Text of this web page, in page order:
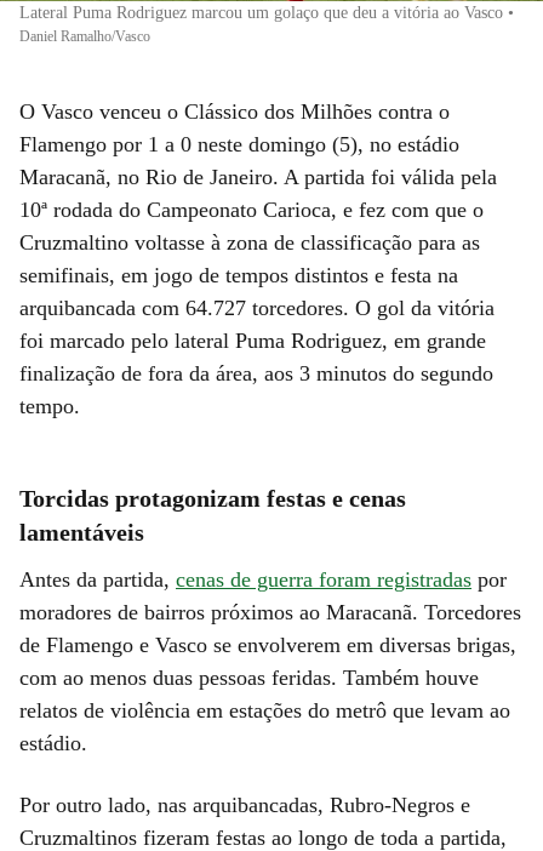
Lateral Puma Rodriguez marcou um golaço que deu a vitória ao Vasco •
Daniel Ramalho/Vasco
O Vasco venceu o Clássico dos Milhões contra o
Flamengo por 1 a 0 neste domingo (5), no estádio
Maracanã, no Rio de Janeiro. A partida foi válida pela
10ª rodada do Campeonato Carioca, e fez com que o
Cruzmaltino voltasse à zona de classificação para as
semifinais, em jogo de tempos distintos e festa na
arquibancada com 64.727 torcedores. O gol da vitória
foi marcado pelo lateral Puma Rodriguez, em grande
finalização de fora da área, aos 3 minutos do segundo
tempo.
Torcidas protagonizam festas e cenas
lamentáveis
Antes da partida, cenas de guerra foram registradas por
moradores de bairros próximos ao Maracanã. Torcedores
de Flamengo e Vasco se envolverem em diversas brigas,
com ao menos duas pessoas feridas. Também houve
relatos de violência em estações do metrô que levam ao
estádio.
Por outro lado, nas arquibancadas, Rubro-Negros e
Cruzmaltinos fizeram festas ao longo de toda a partida,